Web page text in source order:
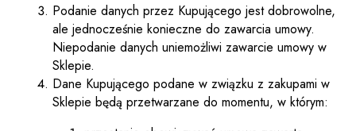
Podanie danych przez Kupującego jest dobrowolne,
ale jednocześnie konieczne do zawarcia umowy.
Niepodanie danych uniemożliwi zawarcie umowy w
Sklepie.
Dane Kupującego podane w związku z zakupami w
Sklepie będą przetwarzane do momentu, w którym: